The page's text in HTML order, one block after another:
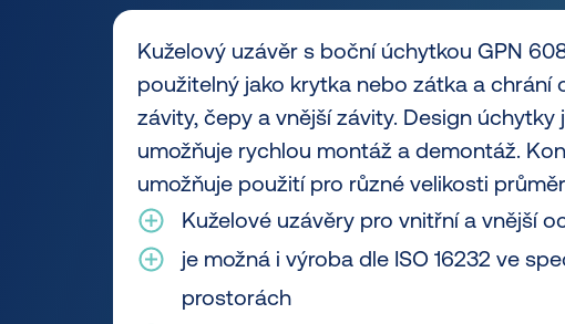
Kuželový uzávěr s boční úchytkou GPN
použitelný jako krytka nebo zátka a chrání
závity, čepy a vnější závity. Design
umožňuje rychlou montáž a demontáž.
umožňuje použití pro různé velikosti
Kuželové uzávěry pro vnitřní a vnější
je možná i výroba dle ISO 16232 ve
prostorách